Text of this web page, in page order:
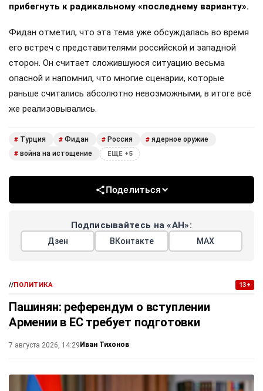
прибегнуть к радикальному «последнему варианту».
Фидан отметил, что эта тема уже обсуждалась во время
его встреч с представителями российской и западной
сторон. Он считает сложившуюся ситуацию весьма
опасной и напомнил, что многие сценарии, которые
раньше считались абсолютно невозможными, в итоге всё
же реализовывались.
# Турция # Фидан # Россия # ядерное оружие
# война на истощение ЕЩЕ +5
Поделиться
Подписывайтесь на «АН»:
Дзен ВКонтакте МАХ
//ПОЛИТИКА 13+
Пашинян: референдум о вступлении
Армении в ЕС требует подготовки
7 августа 2026, 14:29 Иван Тихонов